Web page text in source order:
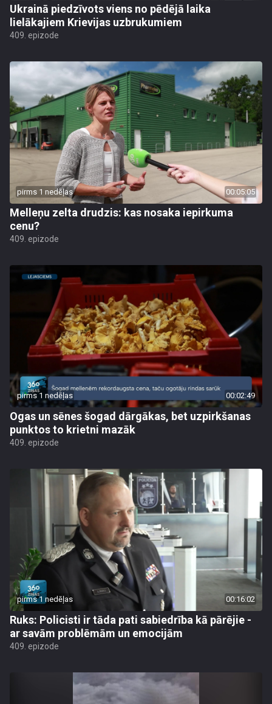
Ukrainā piedzīvots viens no pēdējā laika
lielākajiem Krievijas uzbrukumiem
409. epizode
pirms 1 nedēļas 00:05:05
Melleņu zelta drudzis: kas nosaka iepirkuma
cenu?
409. epizode
pirms 1 nedēļas 00:02:49
Ogas un sēnes šogad dārgākas, bet uzpirkšanas
punktos to krietni mazāk
409. epizode
pirms 1 nedēļas 00:16:02
Ruks: Policisti ir tāda pati sabiedrība kā pārējie -
ar savām problēmām un emocijām
409. epizode